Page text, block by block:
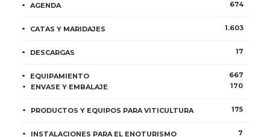
AGENDA 674
CATAS Y MARIDAJES 1.603
DESCARGAS 17
EQUIPAMIENTO
667
ENVASE Y EMBALAJE
170
PRODUCTOS Y EQUIPOS PARA VITICULTURA 175
INSTALACIONES PARA EL ENOTURISMO 7